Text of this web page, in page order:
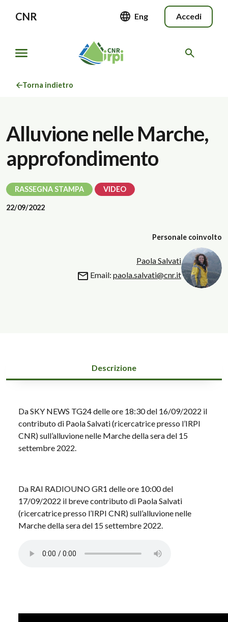
CNR Eng Accedi
Torna indietro
Alluvione nelle Marche,
approfondimento
RASSEGNA STAMPA VIDEO
22/09/2022
Personale coinvolto
Paola Salvati
Email: paola.salvati@cnr.it
Descrizione
Da SKY NEWS TG24 delle ore 18:30 del 16/09/2022 il
contributo di Paola Salvati (ricercatrice presso l’IRPI
CNR) sull’alluvione nelle Marche della sera del 15
settembre 2022.
Da RAI RADIOUNO GR1 delle ore 10:00 del
17/09/2022 il breve contributo di Paola Salvati
(ricercatrice presso l’IRPI CNR) sull’alluvione nelle
Marche della sera del 15 settembre 2022.